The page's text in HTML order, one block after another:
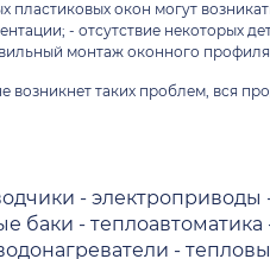
пластиковых окон могут
- отсутствие некоторых
монтаж оконного
возникнет таких проблем, вся
- электроприводы
баки - теплоавтоматика
-